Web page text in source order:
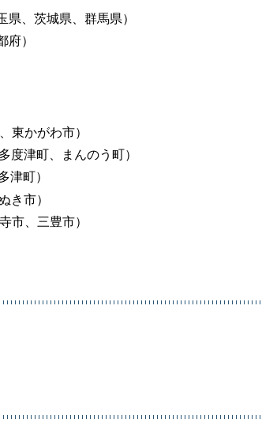
、茨城県、群馬県）
府）
東かがわ市）
度津町、まんのう町）
津町）
き市）
市、三豊市）